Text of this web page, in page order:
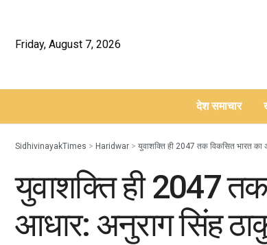
Friday, August 7, 2026
देश समाचार
SidhivinayakTimes > Haridwar > युवाशक्ति ही 2047 तक विकसित भारत
युवाशक्ति ही 2047
आधार: अनुराग सिंह